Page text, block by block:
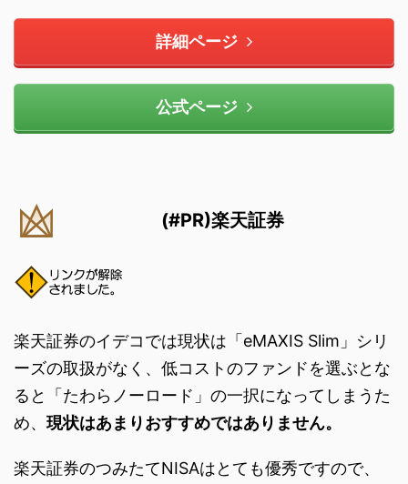
詳細ページ
公式ページ
(#PR)楽天証券
楽天証券のイデコでは現状は「eMAXIS Slim」シリ
ーズの取扱がなく、低コストのファンドを選ぶとな
ると「たわらノーロード」の一択になってしまうた
め、 現状はあまりおすすめではありません。
楽天証券のつみたてNISAはとても優秀ですので、